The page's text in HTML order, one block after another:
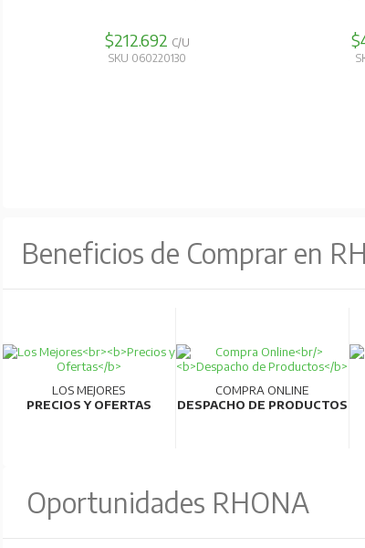
$212.692 C/U
SKU 060220130
Beneficios de Comprar en
LOS MEJORES
PRECIOS Y OFERTAS
COMPRA ONLINE
DESPACHO DE PRODUCTOS
Oportunidades RHONA